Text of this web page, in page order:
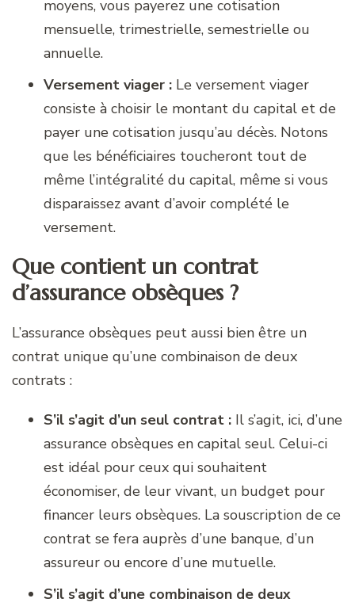
moyens, vous payerez une cotisation
mensuelle, trimestrielle, semestrielle ou
annuelle.
Versement viager : Le versement viager
consiste à choisir le montant du capital et de
payer une cotisation jusqu’au décès. Notons
que les bénéficiaires toucheront tout de
même l’intégralité du capital, même si vous
disparaissez avant d’avoir complété le
versement.
Que contient un contrat
d’assurance obsèques ?
L’assurance obsèques peut aussi bien être un
contrat unique qu’une combinaison de deux
contrats :
S’il s’agit d’un seul contrat : Il s’agit, ici, d’une
assurance obsèques en capital seul. Celui-ci
est idéal pour ceux qui souhaitent
économiser, de leur vivant, un budget pour
financer leurs obsèques. La souscription de ce
contrat se fera auprès d’une banque, d’un
assureur ou encore d’une mutuelle.
S’il s’agit d’une combinaison de deux